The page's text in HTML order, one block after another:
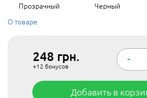
Прозрачный
Черный
О товаре
248 грн.
+12 бонусов
-
Добавить в